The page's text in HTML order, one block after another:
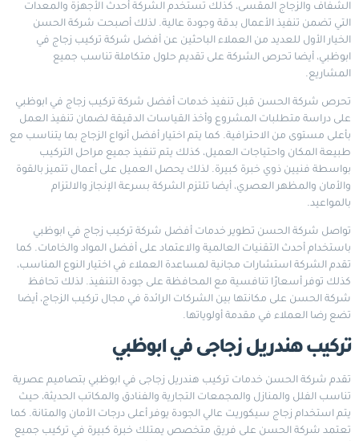
الشفاف والزجاج المقسى، كذلك تستخدم الشركة أحدث الأجهزة والمعدات
التي تضمن تنفيذ الأعمال بدقة وجودة عالية. لذلك أصبحت شركة الحسن
الخيار الأول للعديد من العملاء الباحثين عن أفضل شركة تركيب زجاج في
ابوظبي، أيضا تحرص الشركة على تقديم حلول متكاملة تناسب جميع
المشاريع.
تحرص شركة الحسن قبل تنفيذ خدمات أفضل شركة تركيب زجاج في ابوظبي
على دراسة متطلبات المشروع وأخذ القياسات الدقيقة لضمان تنفيذ العمل
بأعلى مستوى من الاحترافية. كما يتم اختيار أفضل أنواع الزجاج بما يتناسب مع
طبيعة المكان واحتياجات العميل، كذلك يتم تنفيذ جميع مراحل التركيب
بواسطة فنيين ذوي خبرة كبيرة. لذلك يحصل العميل على أعمال تتميز بالقوة
والأمان والمظهر العصري، أيضا تلتزم الشركة بسرعة الإنجاز والالتزام
بالمواعيد.
تواصل شركة الحسن تطوير خدمات أفضل شركة تركيب زجاج في ابوظبي
باستخدام أحدث التقنيات العالمية والاعتماد على أفضل المواد والخامات. كما
تقدم الشركة استشارات مجانية لمساعدة العملاء في اختيار النوع المناسب،
كذلك توفر أسعارًا تنافسية مع المحافظة على جودة التنفيذ. لذلك تحافظ
شركة الحسن على مكانتها بين الشركات الرائدة في مجال تركيب الزجاج، أيضا
تضع رضا العملاء في مقدمة أولوياتها.
تركيب هندريل زجاجى في ابوظبي
تقدم شركة الحسن خدمات تركيب هندريل زجاجى في ابوظبي بتصاميم عصرية
تناسب الفلل والمنازل والمجمعات التجارية والفنادق والمكاتب الحديثة، حيث
يتم استخدام زجاج سيكوريت عالي الجودة يوفر أعلى درجات الأمان والمتانة. كما
تعتمد شركة الحسن على فريق متخصص يمتلك خبرة كبيرة في تركيب جميع